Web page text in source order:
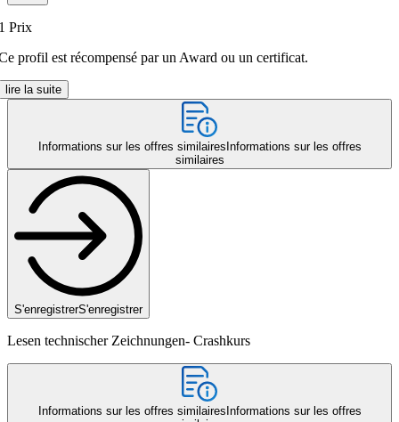
Prix
profil est récompensé par un Award ou un certificat.
lire la suite
Informations sur les offres similaires Informations sur les offres
similaires
S'enregistrerS'enregistrer
Lesen technischer Zeichnungen- Crashkurs
Informations sur les offres similaires Informations sur les offres